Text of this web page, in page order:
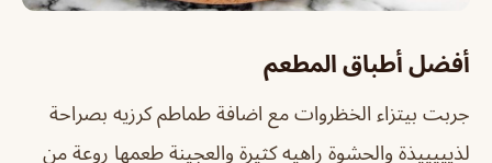
أفضل أطباق المطعم
جربت بيتزاء الخظروات مع اضافة طماطم كرزيه بصراحة
لذيييييذة والحشوة راهيه كثيرة والعجينة طعمها روعة من